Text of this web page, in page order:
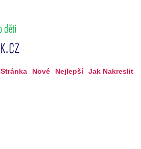
Nové Nejlepší Jak Nakreslit